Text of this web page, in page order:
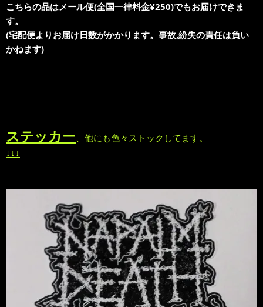
こちらの品はメール便(全国一律料金¥250)でもお届けできま
す。
(宅配便よりお届け日数がかかります。事故,紛失の責任は負い
かねます)
ステッカー、他にも色々ストックしてます。
↓↓↓